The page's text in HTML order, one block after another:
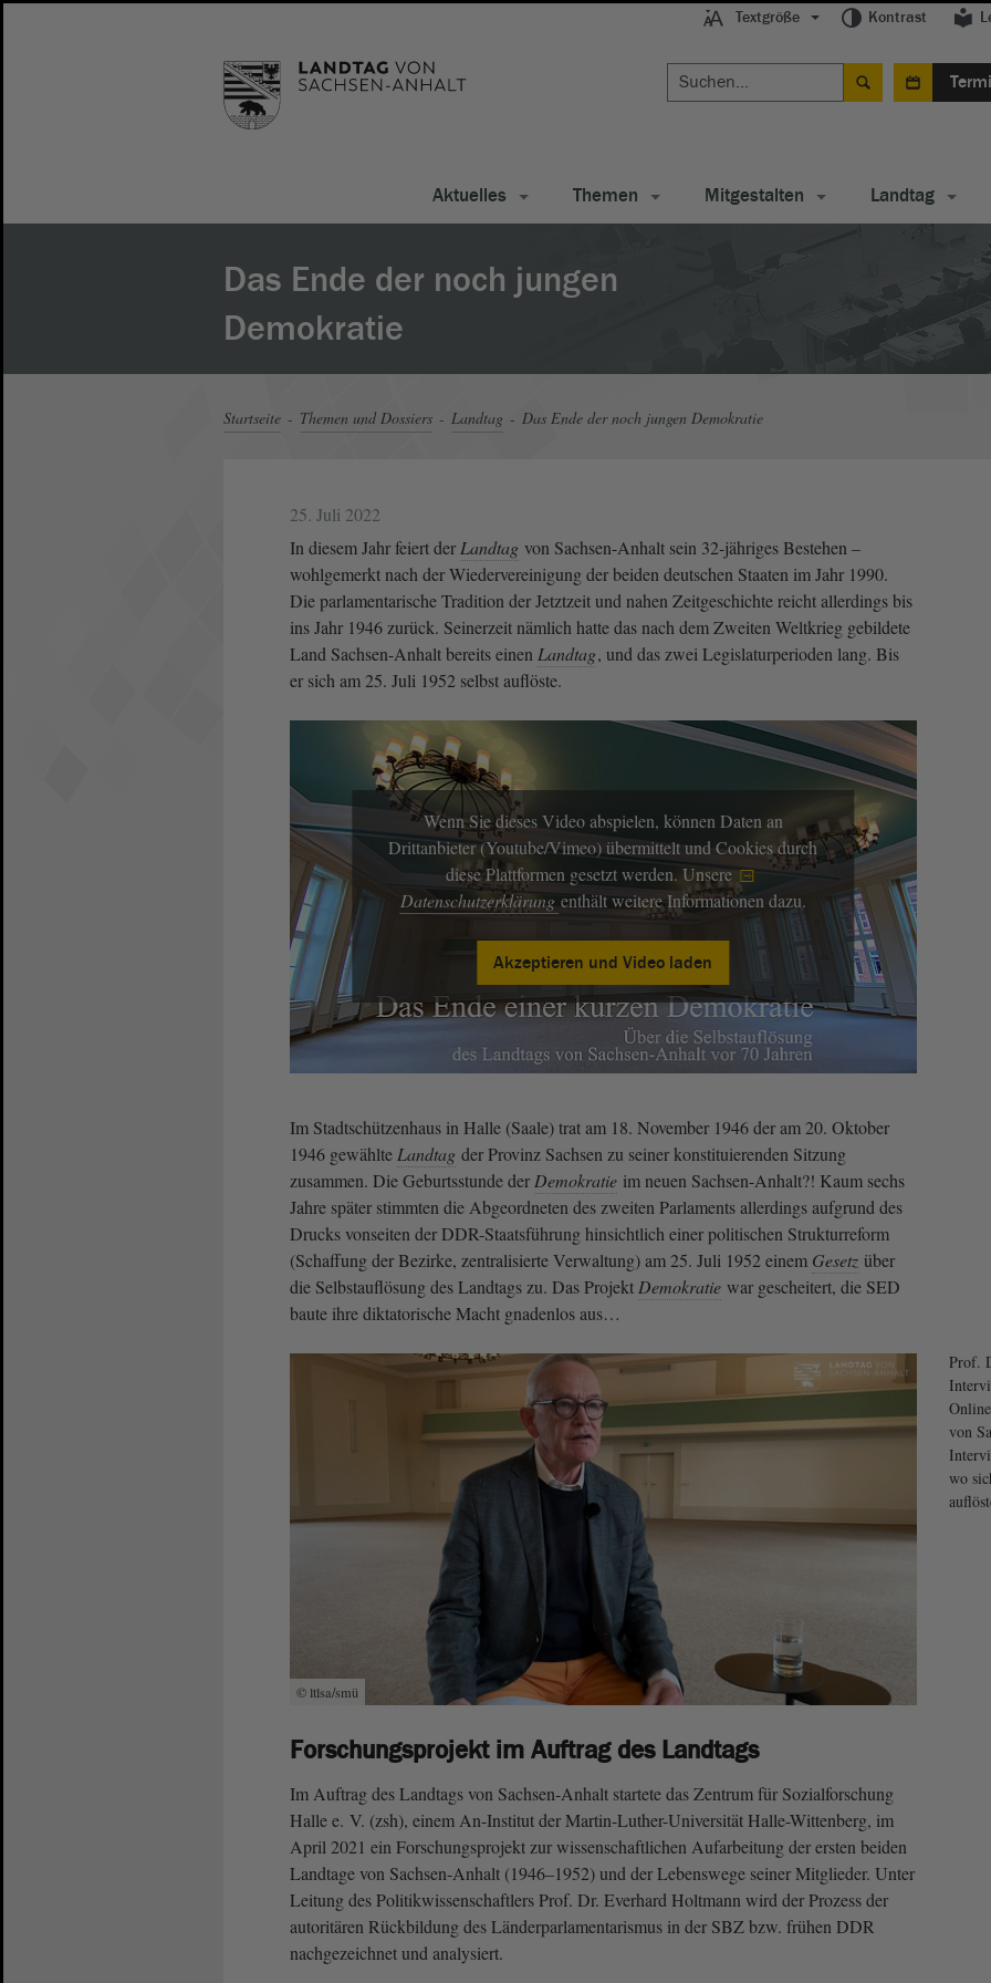
Textgröße Kontrast
Aktuelles Themen Mitgestalten Landtag
Das Ende der noch jungen
Demokratie
Startseite Themen und Dossiers Landtag Das Ende der noch jungen Demokratie
25. Juli 2022
In diesem Jahr feiert der Landtag von Sachsen-Anhalt sein 32-jähriges Bestehen –
wohlgemerkt nach der Wiedervereinigung der beiden deutschen Staaten im Jahr 1990.
Die parlamentarische Tradition der Jetztzeit und nahen Zeitgeschichte reicht allerdings bis
ins Jahr 1946 zurück. Seinerzeit nämlich hatte das nach dem Zweiten Weltkrieg gebildete
Land Sachsen-Anhalt bereits einen Landtag, und das zwei Legislaturperioden lang. Bis
er sich am 25. Juli 1952 selbst auflöste.
Wenn Sie dieses Video abspielen, können Daten an
Drittanbieter (Youtube/Vimeo) übermittelt und Cookies durch
diese Plattformen gesetzt werden. Unsere
Datenschutzerklärung enthält weitere Informationen dazu.
Akzeptieren und Video laden
Im Stadtschützenhaus in Halle (Saale) trat am 18. November 1946 der am 20. Oktober
1946 gewählte Landtag der Provinz Sachsen zu seiner konstituierenden Sitzung
zusammen. Die Geburtsstunde der Demokratie im neuen Sachsen-Anhalt?! Kaum sechs
Jahre später stimmten die Abgeordneten des zweiten Parlaments allerdings aufgrund des
Drucks vonseiten der DDR-Staatsführung hinsichtlich einer politischen Strukturreform
(Schaffung der Bezirke, zentralisierte Verwaltung) am 25. Juli 1952 einem Gesetz über
die Selbstauflösung des Landtags zu. Das Projekt Demokratie war gescheitert, die SED
baute ihre diktatorische Macht gnadenlos aus…
© ltlsa/smü
Prof.
von
wo
Forschungsprojekt im Auftrag des Landtags
Im Auftrag des Landtags von Sachsen-Anhalt startete das Zentrum für Sozialforschung
Halle e. V. (zsh), einem An-Institut der Martin-Luther-Universität Halle-Wittenberg, im
April 2021 ein Forschungsprojekt zur wissenschaftlichen Aufarbeitung der ersten beiden
Landtage von Sachsen-Anhalt (1946–1952) und der Lebenswege seiner Mitglieder. Unter
Leitung des Politikwissenschaftlers Prof. Dr. Everhard Holtmann wird der Prozess der
autoritären Rückbildung des Länderparlamentarismus in der SBZ bzw. frühen DDR
nachgezeichnet und analysiert.